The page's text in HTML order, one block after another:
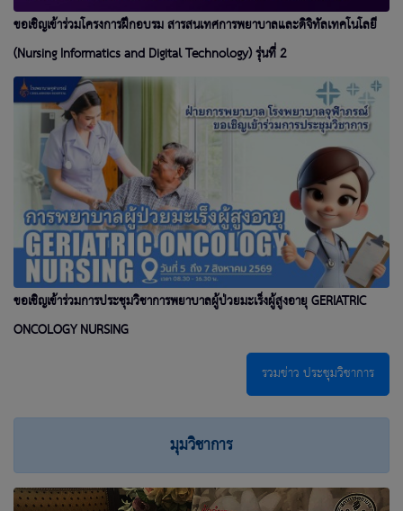
ขอเชิญเข้าร่วมโครงการฝึกอบรม สารสนเทศการพยาบาลและดิจิทัลเทคโนโลยี
(Nursing Informatics and Digital Technology) รุ่นที่ 2
ขอเชิญเข้าร่วมการประชุมวิชาการพยาบาลผู้ป่วยมะเร็งผู้สูงอายุ GERIATRIC
ONCOLOGY NURSING
รวมข่าว ประชุมวิชาการ
มุมวิชาการ